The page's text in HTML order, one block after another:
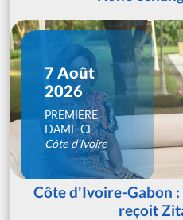
7 Août
2026
PREMIERE
DAME CI
Côte d'Ivoire
Côte d'Ivoire-Gabon
reçoit